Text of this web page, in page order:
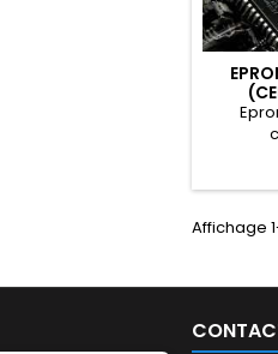
Affichage